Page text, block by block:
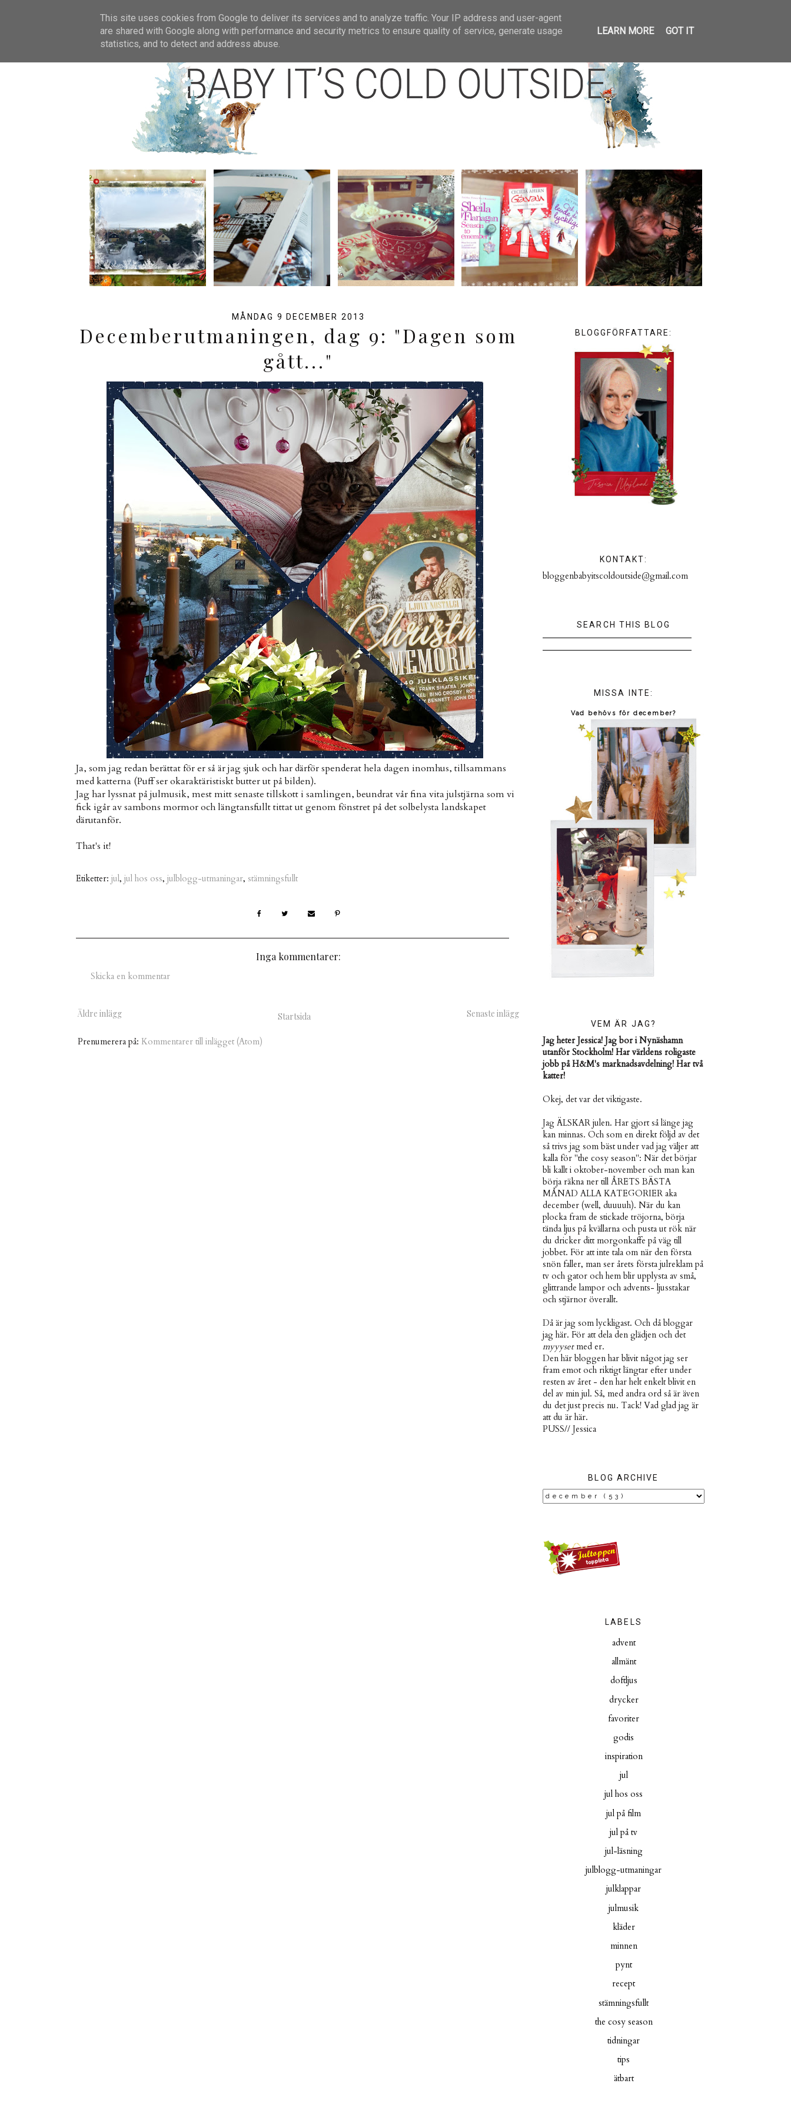
MÅNDAG 9 DECEMBER 2013
Decemberutmaningen, dag 9: "Dagen som
gått..."
Ja, som jag redan berättat för er så är jag sjuk och har därför spenderat hela dagen inomhus, tillsammans
med katterna (Puff ser okaraktäristiskt butter ut på bilden).
Jag har lyssnat på julmusik, mest mitt senaste tillskott i samlingen, beundrat vår fina vita julstjärna som vi
fick igår av sambons mormor och längtansfullt tittat ut genom fönstret på det solbelysta landskapet
därutanför.
That's it!
Etiketter: jul, jul hos oss, julblogg-utmaningar, stämningsfullt
Inga kommentarer:
Skicka en kommentar
Senaste inlägg
Äldre inlägg Startsida
Prenumerera på: Kommentarer till inlägget (Atom)
BLOGGFÖRFATTARE:
KONTAKT:
bloggenbabyitscoldoutside@gmail.com
SEARCH THIS BLOG
MISSA INTE:
Vad behövs för december?
VEM ÄR JAG?
Jag heter Jessica! Jag bor i Nynäshamn
utanför Stockholm! Har världens roligaste
jobb på H&M's marknadsavdelning! Har två
katter!
Okej, det var det viktigaste.
Jag ÄLSKAR julen. Har gjort så länge jag
kan minnas. Och som en direkt följd av det
så trivs jag som bäst under vad jag väljer att
kalla för "the cosy season": När det börjar
bli kallt i oktober-november och man kan
börja räkna ner till ÅRETS BÄSTA
MÅNAD ALLA KATEGORIER aka
december (well, duuuuh). När du kan
plocka fram de stickade tröjorna, börja
tända ljus på kvällarna och pusta ut rök när
du dricker ditt morgonkaffe på väg till
jobbet. För att inte tala om när den första
snön faller, man ser årets första julreklam på
tv och gator och hem blir upplysta av små,
glittrande lampor och advents- ljusstakar
och stjärnor överallt.
Då är jag som lyckligast. Och då bloggar
jag här. För att dela den glädjen och det
myyyset med er.
Den här bloggen har blivit något jag ser
fram emot och riktigt längtar efter under
resten av året - den har helt enkelt blivit en
del av min jul. Så, med andra ord så är även
du det just precis nu. Tack! Vad glad jag är
att du är här.
PUSS// Jessica
BLOG ARCHIVE
LABELS
advent
allmänt
doftljus
drycker
favoriter
godis
inspiration
jul
jul hos oss
jul på film
jul på tv
jul-läsning
julblogg-utmaningar
julklappar
julmusik
kläder
minnen
pynt
recept
stämningsfullt
the cosy season
tidningar
tips
ätbart
This site uses cookies from Google to deliver its services and to analyze traffic. Your IP address and user-agent
are shared with Google along with performance and security metrics to ensure quality of service, generate usage
statistics, and to detect and address abuse.
LEARN MORE GOT IT